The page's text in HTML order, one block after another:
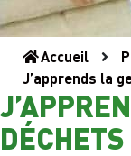
Accueil
J’apprends la
DÉCHETS